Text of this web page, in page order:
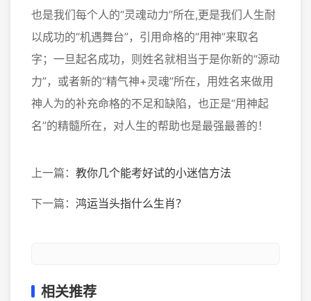
也是我们每个人的“灵魂动力”所在,更是我们人生耐
以成功的“机遇舞台”，引用命格的“用神”来取名
字；一旦起名成功，则姓名就相当于是你新的“源动
力”，或者新的“精气神+灵魂”所在，用姓名来做用
神人为的补充命格的不足和缺陷，也正是“用神起
名”的精髓所在，对人生的帮助也是最强最善的！
上一篇： 教你几个能考好试的小迷信方法
下一篇： 鸿运当头指什么生肖？
相关推荐